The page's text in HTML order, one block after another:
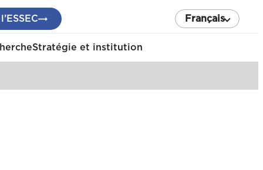
Français
Stratégie et institution